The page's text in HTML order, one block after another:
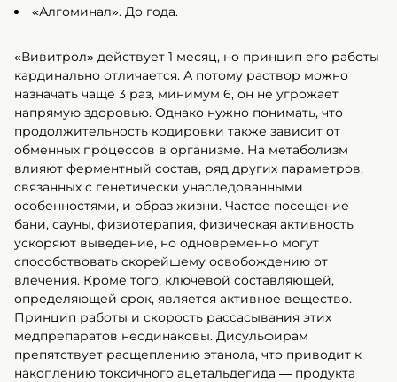
«Алгоминал». До года.
«Вивитрол» действует 1 месяц, но принцип его работы
кардинально отличается. А потому раствор можно
назначать чаще 3 раз, минимум 6, он не угрожает
напрямую здоровью. Однако нужно понимать, что
продолжительность кодировки также зависит от
обменных процессов в организме. На метаболизм
влияют ферментный состав, ряд других параметров,
связанных с генетически унаследованными
особенностями, и образ жизни. Частое посещение
бани, сауны, физиотерапия, физическая активность
ускоряют выведение, но одновременно могут
способствовать скорейшему освобождению от
влечения. Кроме того, ключевой составляющей,
определяющей срок, является активное вещество.
Принцип работы и скорость рассасывания этих
медпрепаратов неодинаковы. Дисульфирам
препятствует расщеплению этанола, что приводит к
накоплению токсичного ацетальдегида — продукта